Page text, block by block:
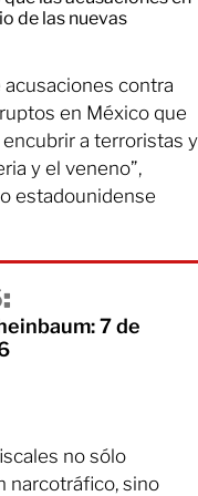
de las nuevas
contra
en México que
a terroristas y
y el veneno”,
estadounidense
7 de
no sólo
narcotráfico, sino